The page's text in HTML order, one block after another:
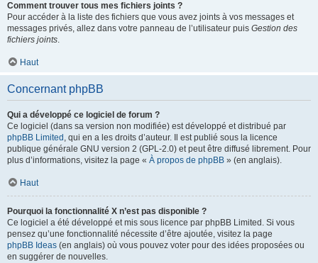
Comment trouver tous mes fichiers joints ?
Pour accéder à la liste des fichiers que vous avez joints à vos messages et
messages privés, allez dans votre panneau de l’utilisateur puis Gestion des
fichiers joints.
Haut
Concernant phpBB
Qui a développé ce logiciel de forum ?
Ce logiciel (dans sa version non modifiée) est développé et distribué par
phpBB Limited , qui en a les droits d’auteur. Il est publié sous la licence
publique générale GNU version 2 (GPL-2.0) et peut être diffusé librement. Pour
plus d’informations, visitez la page « À propos de phpBB » (en anglais).
Haut
Pourquoi la fonctionnalité X n’est pas disponible ?
Ce logiciel a été développé et mis sous licence par phpBB Limited. Si vous
pensez qu’une fonctionnalité nécessite d’être ajoutée, visitez la page
phpBB Ideas (en anglais) où vous pouvez voter pour des idées proposées ou
en suggérer de nouvelles.